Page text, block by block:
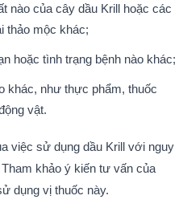
nào của cây dầu Krill hoặc các
thảo mộc khác;
hoặc tình trạng bệnh nào khác;
khác, như thực phẩm, thuốc
vật.
việc sử dụng dầu Krill với nguy
khảo ý kiến tư vấn của
dụng vị thuốc này.